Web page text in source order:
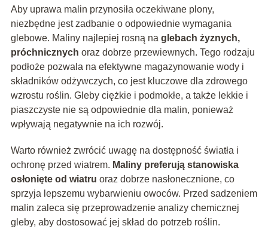
Aby uprawa malin przynosiła oczekiwane plony,
niezbędne jest zadbanie o odpowiednie wymagania
glebowe. Maliny najlepiej rosną na glebach żyznych,
próchnicznych oraz dobrze przewiewnych. Tego rodzaju
podłoże pozwala na efektywne magazynowanie wody i
składników odżywczych, co jest kluczowe dla zdrowego
wzrostu roślin. Gleby ciężkie i podmokłe, a także lekkie i
piaszczyste nie są odpowiednie dla malin, ponieważ
wpływają negatywnie na ich rozwój.
Warto również zwrócić uwagę na dostępność światła i
ochronę przed wiatrem. Maliny preferują stanowiska
osłonięte od wiatru oraz dobrze nasłonecznione, co
sprzyja lepszemu wybarwieniu owoców. Przed sadzeniem
malin zaleca się przeprowadzenie analizy chemicznej
gleby, aby dostosować jej skład do potrzeb roślin.